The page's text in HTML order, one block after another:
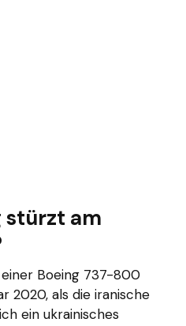
stürzt am
Boeing 737-800
2020, als die iranische
ein ukrainisches